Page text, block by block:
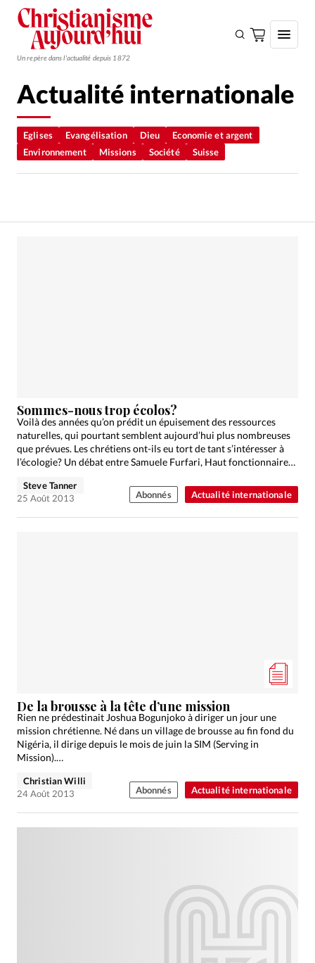
Un repère dans l'actualité depuis 1872
S'ABONNER
Monde
Eglises
Actualité internationale
Chronique
Dossier
Eglises Foi Génération réveil
Monde
Opinions
Publireportage
Relations Aujourd'hui
Société
Tour du monde des Eglises
Trait d'Ixène
Vécu
Vie Intérieure
Actualité internationale
Eglises Evangélisation Dieu
Economie et argent
Environnement
Missions Société Suisse
Actualité internationale
Sommes-nous trop écolos?
Voilà des années qu’on prédit un épuisement des ressources
naturelles, qui pourtant semblent aujourd’hui plus nombreuses
que prévues. Les chrétiens ont-ils eu tort de tant s’intéresser à
l’écologie? Un débat entre Samuele Furfari, Haut fonctionnaire…
Steve Tanner
25 Août 2013
Abonnés
Actualité internationale
De la brousse à la tête d’une mission
Rien ne prédestinait Joshua Bogunjoko à diriger un jour une
mission chrétienne. Né dans un village de brousse au fin fond du
Nigéria, il dirige depuis le mois de juin la SIM (Serving in
Mission).…
Christian Willi
24 Août 2013
Abonnés